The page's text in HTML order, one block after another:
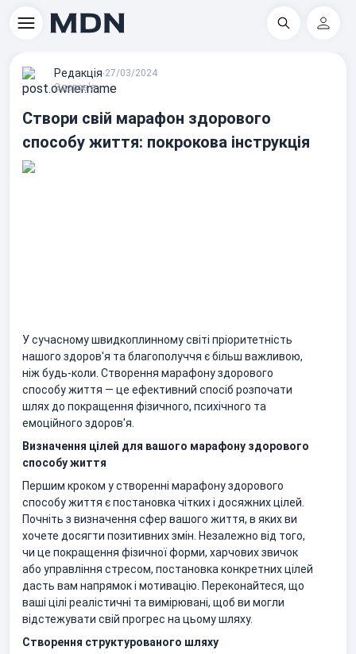
Пошук
Редакцiя∙27/03/2024
Здоров'я
Створи свій марафон здорового
способу життя: покрокова інструкція
У сучасному швидкоплинному світі пріоритетність
нашого здоров'я та благополуччя є більш важливою,
ніж будь-коли. Створення марафону здорового
способу життя — це ефективний спосіб розпочати
шлях до покращення фізичного, психічного та
емоційного здоров'я.
Визначення цілей для вашого марафону здорового
способу життя
Першим кроком у створенні марафону здорового
способу життя є постановка чітких і досяжних цілей.
Почніть з визначення сфер вашого життя, в яких ви
хочете досягти позитивних змін. Незалежно від того,
чи це покращення фізичної форми, харчових звичок
або управління стресом, постановка конкретних цілей
дасть вам напрямок і мотивацію. Переконайтеся, що
ваші цілі реалістичні та вимірювані, щоб ви могли
відстежувати свій прогрес на цьому шляху.
Створення структурованого шляху